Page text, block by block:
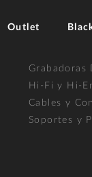
Outlet
Grabadoras
Hi-Fi y Hi-
Cables y
Soportes y